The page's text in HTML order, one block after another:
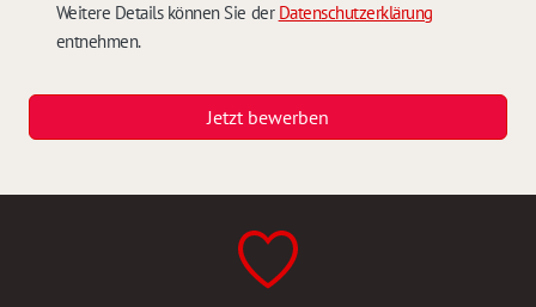
Weitere Details können Sie der Datenschutzerklärung
entnehmen.
Jetzt bewerben